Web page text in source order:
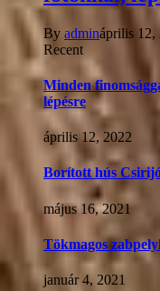
By admináprilis 12,
Recent
Minden
lépésre
április 12, 2022
Borított hús
május 16, 2021
Tökmagos
január 4, 2021